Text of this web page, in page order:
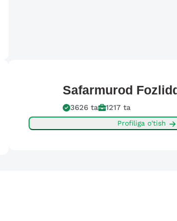
Safarmurod
3626 ta 1217 ta
Profiliga o'tish